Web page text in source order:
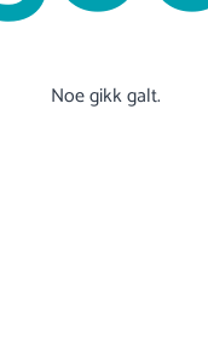
Noe gikk galt.